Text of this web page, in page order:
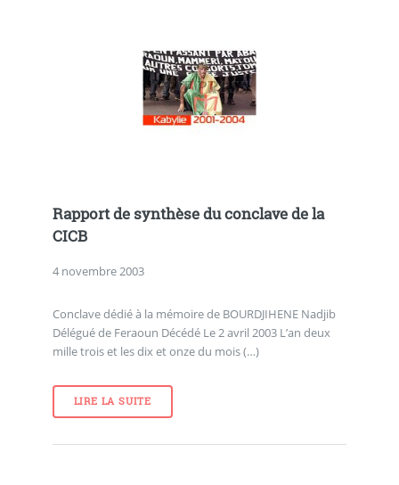
Rapport de synthèse du conclave de la
CICB
4 novembre 2003
Conclave dédié à la mémoire de BOURDJIHENE Nadjib
Délégué de Feraoun Décédé Le 2 avril 2003 L’an deux
mille trois et les dix et onze du mois (…)
LIRE LA SUITE